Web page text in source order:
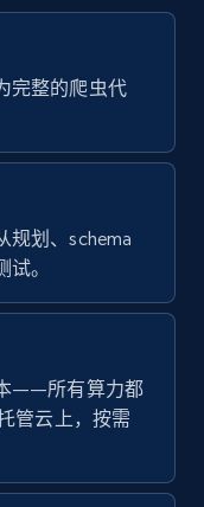
by
Initial
count, and
by using
完整的爬虫代
规划、schema
。
——所有算力都
管云上，按需